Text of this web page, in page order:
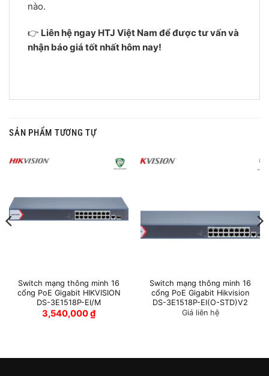
nào.
👉 Liên hệ ngay HTJ Việt Nam để được tư vấn và
nhận báo giá tốt nhất hôm nay!
SẢN PHẨM TƯƠNG TỰ
Switch mạng thông minh 16
cổng PoE Gigabit HIKVISION
DS-3E1518P-EI/M
3,540,000₫
Switch mạng thông minh 16
cổng PoE Gigabit Hikvision
DS-3E1518P-EI(O-STD)V2
Giá liên hệ